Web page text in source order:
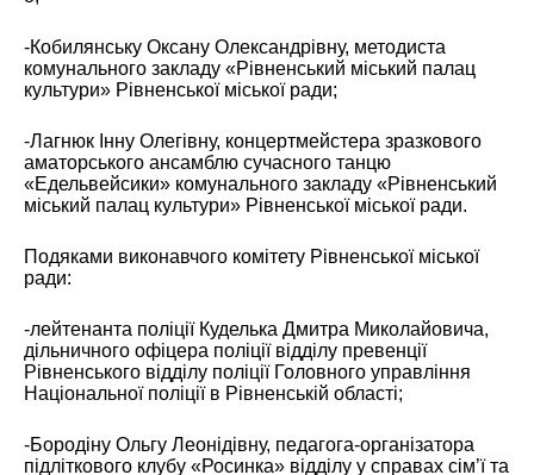
-Кобилянську Оксану Олександрівну, методиста
комунального закладу «Рівненський міський палац
культури» Рівненської міської ради;
-Лагнюк Інну Олегівну, концертмейстера зразкового
аматорського ансамблю сучасного танцю
«Едельвейсики» комунального закладу «Рівненський
міський палац культури» Рівненської міської ради.
Подяками виконавчого комітету Рівненської міської
ради:
-лейтенанта поліції Куделька Дмитра Миколайовича,
дільничного офіцера поліції відділу превенції
Рівненського відділу поліції Головного управління
Національної поліції в Рівненській області;
-Бородіну Ольгу Леонідівну, педагога-організатора
підліткового клубу «Росинка» відділу у справах сім’ї та